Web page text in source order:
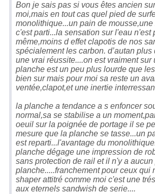
Bon je sais pas si vous êtes ancien
moi,mais en tout cas quel pied de
monolithique...un pain de mousse,une
c'est parti...la sensation sur l'eau n'est
même,moins d effet clapotis de nos
spécialement les carbon. d’autan
une vrai réussite....on est vraiment sur
planche est un peu plus lourde que
bien sur mais pour moi sa reste un
ventée,clapot,et une inertie
la planche a tendance a s enfoncer
normal,sa se stabilise a un
oeuil sur la poignée de portage il se
mesure que la planche se tasse...un
est reparti...l'avantage du
planche dégage une impression de
sans protection de rail et il n'y a aucun
planche.....franchement pour ceux qui
shaper attitré comme moi c'est une
aux eternels sandwish de serie....